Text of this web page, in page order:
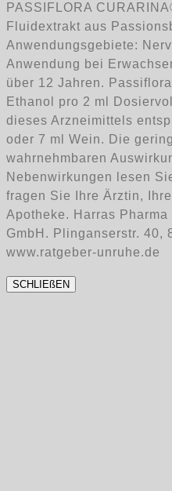
PASSIFLORA
Fluidextrakt aus
Anwendungsgebiete:
Anwendung bei
über 12 Jahren.
Ethanol pro 2 ml
dieses Arzneimittels
oder 7 ml Wein. Die
wahrnehmbaren
Nebenwirkungen lesen
fragen Sie Ihre Ärztin,
Apotheke. Harras Pharma
GmbH. Plinganserstr. 40,
www.ratgeber-unruhe.de
SCHLIEßEN